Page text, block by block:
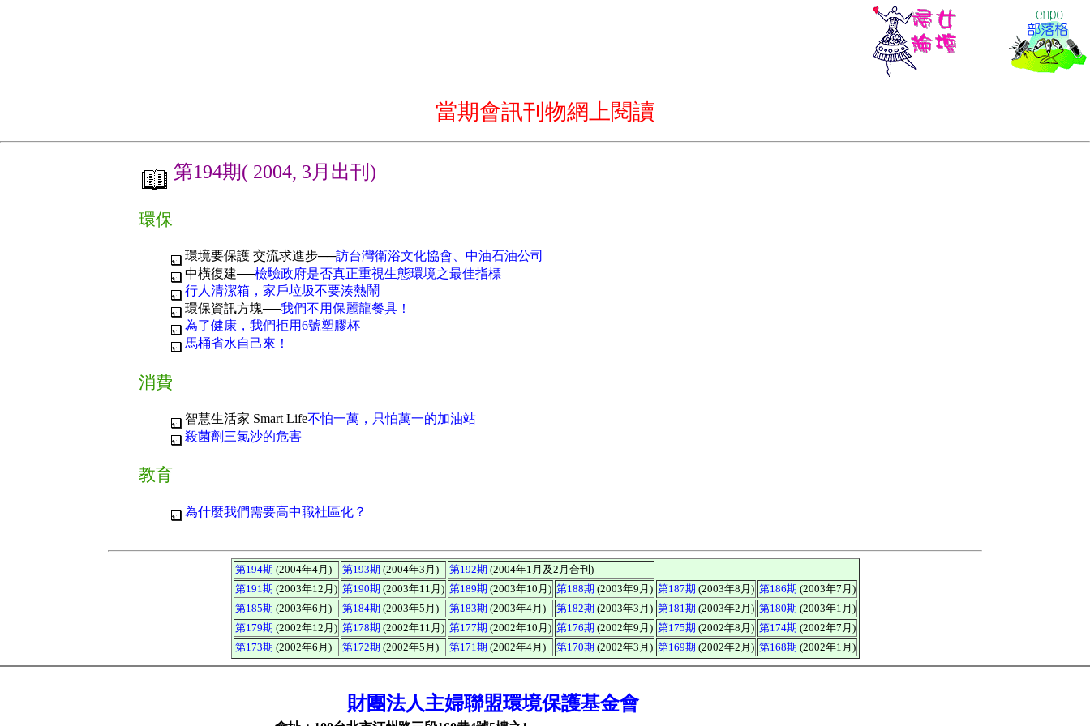
當期會訊刊物網上閱讀
第194期( 2004, 3月出刊)
環保
環境要保護 交流求進步──訪台灣衛浴文化協會、中油石油公司
中橫復建──檢驗政府是否真正重視生態環境之最佳指標
行人清潔箱，家戶垃圾不要湊熱鬧
環保資訊方塊──我們不用保麗龍餐具！
為了健康，我們拒用6號塑膠杯
馬桶省水自己來！
消費
智慧生活家 Smart Life不怕一萬，只怕萬一的加油站
殺菌劑三氯沙的危害
教育
為什麼我們需要高中職社區化？
第194期 (2004年4月) 第193期 (2004年3月) 第192期 (2004年1月及2月合刊)
第191期 (2003年12月) 第190期 (2003年11月) 第189期 (2003年10月) 第188期 (2003年9月) 第187期 (2003年8月) 第186期 (2003年7月)
第185期 (2003年6月) 第184期 (2003年5月) 第183期 (2003年4月) 第182期 (2003年3月) 第181期 (2003年2月) 第180期 (2003年1月)
第179期 (2002年12月) 第178期 (2002年11月) 第177期 (2002年10月) 第176期 (2002年9月) 第175期 (2002年8月) 第174期 (2002年7月)
第173期 (2002年6月) 第172期 (2002年5月) 第171期 (2002年4月) 第170期 (2002年3月) 第169期 (2002年2月) 第168期 (2002年1月)
財團法人主婦聯盟環境保護基金會